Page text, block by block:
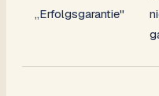
„Erfolgsgarantie"